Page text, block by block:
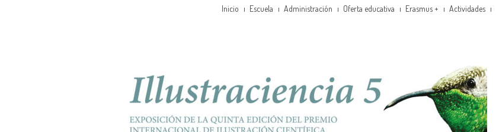
Inicio Escuela Administración Oferta educativa Erasmus + Actividades